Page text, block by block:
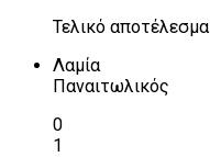
Τελικό αποτέλεσμα
Λαμία
Παναιτωλικός
0
1